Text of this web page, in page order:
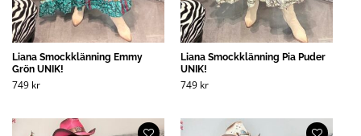
Liana Smockklänning Emmy
Grön UNIK!
749 kr
Liana Smockklänning Pia Puder
UNIK!
749 kr